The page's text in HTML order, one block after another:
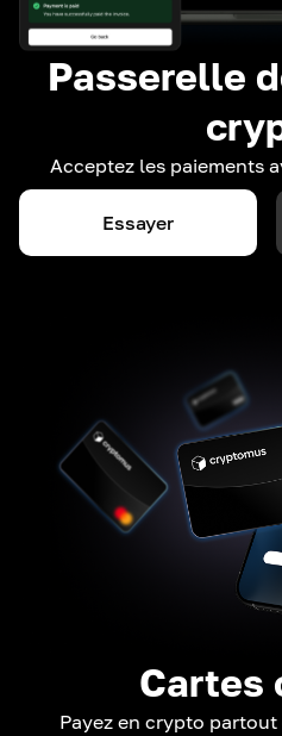
Passerelle
Acceptez les paiements
Essayer
Cartes
Payez en crypto